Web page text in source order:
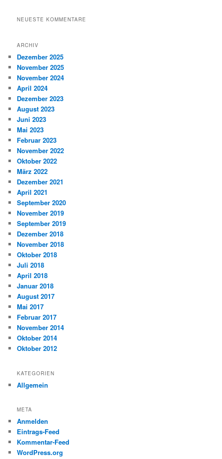
NEUESTE KOMMENTARE
ARCHIV
Dezember 2025
November 2025
November 2024
April 2024
Dezember 2023
August 2023
Juni 2023
Mai 2023
Februar 2023
November 2022
Oktober 2022
März 2022
Dezember 2021
April 2021
September 2020
November 2019
September 2019
Dezember 2018
November 2018
Oktober 2018
Juli 2018
April 2018
Januar 2018
August 2017
Mai 2017
Februar 2017
November 2014
Oktober 2014
Oktober 2012
KATEGORIEN
Allgemein
META
Anmelden
Eintrags-Feed
Kommentar-Feed
WordPress.org